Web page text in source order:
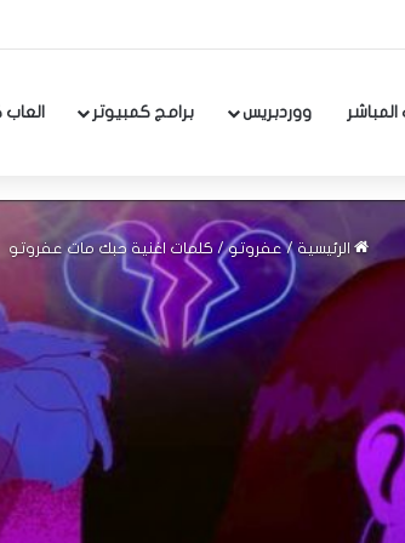
المباشر ووردبريس برامج كمبيوتر
الرئيسية / عفروتو / كلمات اغنية حبك مات عفروتو